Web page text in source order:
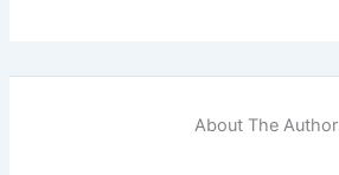
About The Author